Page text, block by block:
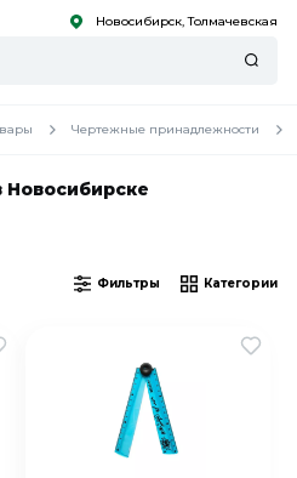
Новосибирск, Толмачевская
Чертежные принадлежности
Фильтры Категории